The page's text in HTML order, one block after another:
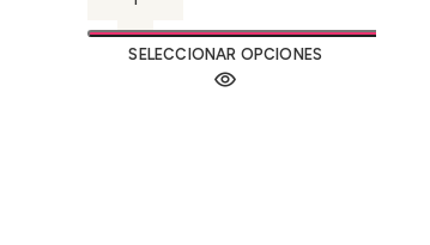
SELECCIONAR OPCIONES